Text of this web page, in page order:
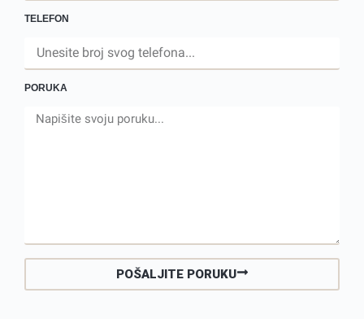
TELEFON
PORUKA
POŠALJITE PORUKU